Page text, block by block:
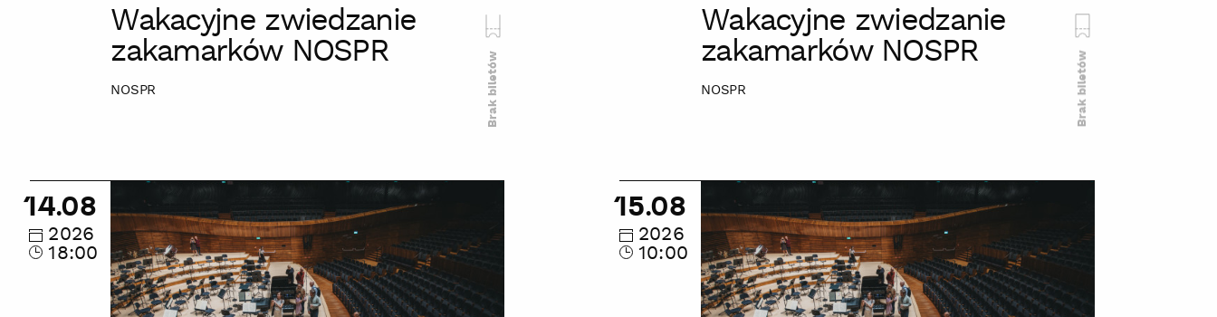
Wakacyjne zwiedzanie
zakamarków NOSPR
NOSPR Brak biletów
Wakacyjne zwiedzanie
zakamarków NOSPR
NOSPR Brak biletów
Wakacyjne
zwiedzanie
zakamarków
NOSPR
14.08
2026
18:00
Wakacyjne
zwiedzanie
zakamarków
NOSPR
15.08
2026
10:00